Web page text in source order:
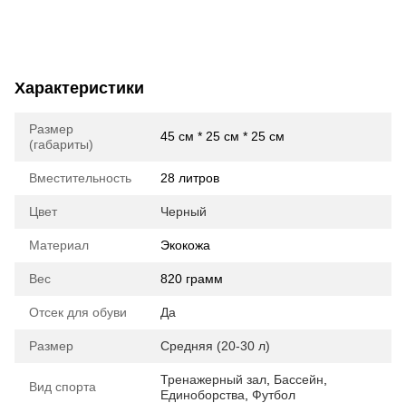
Характеристики
Размер
(габариты)
45 см * 25 см * 25 см
Вместительность 28 литров
Цвет Черный
Материал Экокожа
Вес 820 грамм
Отсек для обуви Да
Размер Средняя (20-30 л)
Вид спорта Тренажерный зал Бассейн
Единоборства Футбол